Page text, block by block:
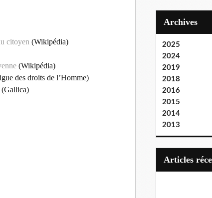
citoyen (Wikipédia)
(Wikipédia)
des droits de l’Homme)
(Gallica)
Archives
2025
2024
2019
2018
2016
2015
2014
2013
articles